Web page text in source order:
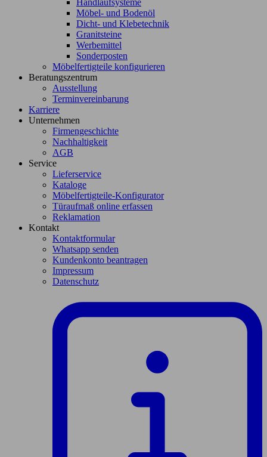
Handlaufsysteme
Möbel- und Bodenöl
Dicht- und Klebetechnik
Granitsteine
Werbemittel
Sonderposten
Möbelfertigteile konfigurieren
Beratungszentrum
Ausstellung
Terminvereinbarung
Karriere
Unternehmen
Firmengeschichte
Nachhaltigkeit
AGB
Service
Lieferservice
Kataloge
Möbelfertigteile-Konfigurator
Türaufmaß online erfassen
Reklamation
Kontakt
Kontaktformular
Whatsapp senden
Kundenkonto beantragen
Impressum
Datenschutz